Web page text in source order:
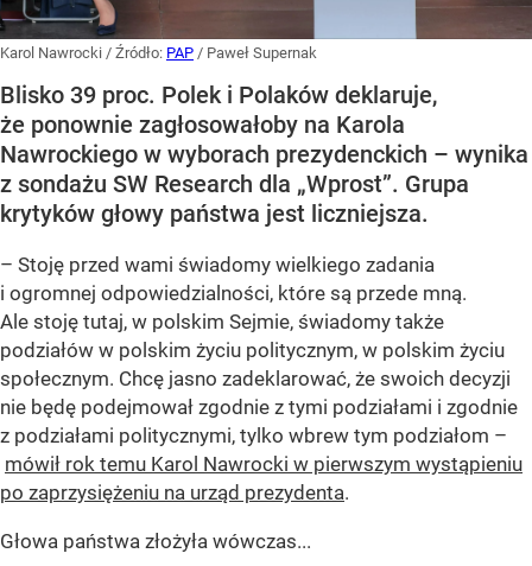
Karol Nawrocki / Źródło: PAP / Paweł Supernak
Blisko 39 proc. Polek i Polaków deklaruje,
że ponownie zagłosowałoby na Karola
Nawrockiego w wyborach prezydenckich – wynika
z sondażu SW Research dla „Wprost”. Grupa
krytyków głowy państwa jest liczniejsza.
– Stoję przed wami świadomy wielkiego zadania
i ogromnej odpowiedzialności, które są przede mną.
Ale stoję tutaj, w polskim Sejmie, świadomy także
podziałów w polskim życiu politycznym, w polskim życiu
społecznym. Chcę jasno zadeklarować, że swoich decyzji
nie będę podejmował zgodnie z tymi podziałami i zgodnie
z podziałami politycznymi, tylko wbrew tym podziałom –
mówił rok temu Karol Nawrocki w pierwszym wystąpieniu
po zaprzysiężeniu na urząd prezydenta.
Głowa państwa złożyła wówczas...